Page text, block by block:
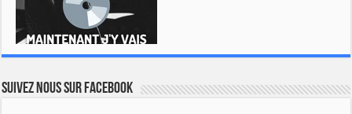
Suivez nous sur Facebook